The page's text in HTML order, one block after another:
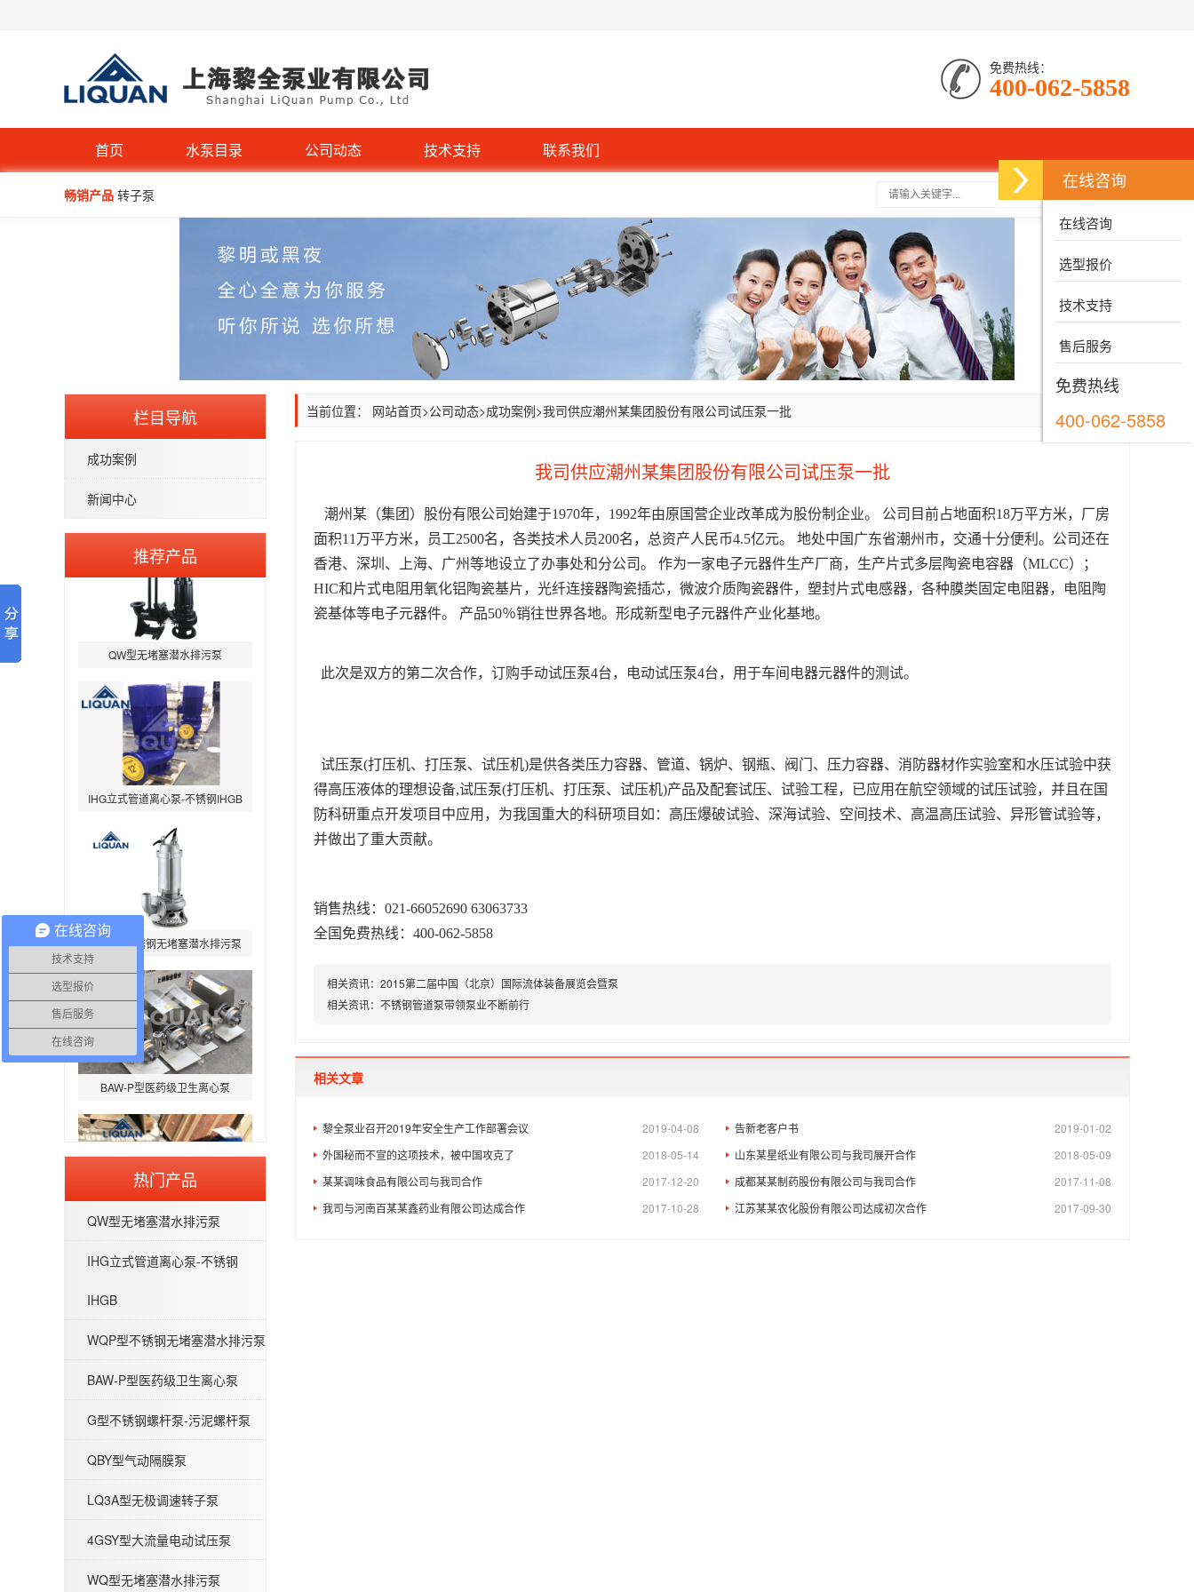
免费热线：
400-062-5858
首页 水泵目录 公司动态 技术支持 联系我们
畅销产品 转子泵
栏目导航
成功案例
新闻中心
推荐产品
QW型无堵塞潜水排污泵
IHG立式管道离心泵-不锈钢IHGB
WQP型不锈钢无堵塞潜水排污泵
BAW-P型医药级卫生离心泵
QW型无堵塞潜水排污泵
热门产品
QW型无堵塞潜水排污泵
IHG立式管道离心泵-不锈钢
IHGB
WQP型不锈钢无堵塞潜水排污泵
BAW-P型医药级卫生离心泵
G型不锈钢螺杆泵-污泥螺杆泵
QBY型气动隔膜泵
LQ3A型无极调速转子泵
4GSY型大流量电动试压泵
WQ型无堵塞潜水排污泵
当前位置： 网站首页>公司动态>成功案例>我司供应潮州某集团股份有限公司试压泵一批
我司供应潮州某集团股份有限公司试压泵一批
潮州 某 （集团）股份有限公司始建于1970年，1992年由原国营企业改革成为股份制企业。 公司目前占地面积18万平方米，厂房
面积11万平方米，员工2500名，各类技术人员200名，总资产人民币4.5亿元。 地处中国广东省潮州市，交通十分便利。公司还在
香港、深圳、上海、广州等地设立了办事处和分公司。 作为一家电子元器件生产厂商，生产片式多层陶瓷电容器（MLCC）；
HIC和片式电阻用氧化铝陶瓷基片，光纤连接器陶瓷插芯，微波介质陶瓷器件，塑封片式电感器，各种膜类固定电阻器，电阻陶
瓷基体等电子元器件。 产品50％销往世界各地。形成新型电子元器件产业化基地。
此次是双方的第二次合作，订购手动试压泵4台， 电动试压泵4台，用于车间电器元器件的测试。
试压泵(打压机、打压泵、试压机)是供各类压力容器、管道、锅炉、钢瓶、阀门、压力容器、消防器材作实验室和水压试验中获
得高压液体的理想设备,试压泵(打压机、打压泵、试压机)产品及配套试压、试验工程，已应用在航空领域的试压试验，并且在国
防科研重点开发项目中应用，为我国重大的科研项目如：高压爆破试验、深海试验、空间技术、高温高压试验、异形管试验等，
并做出了重大贡献。
销售热线：021-66052690 63063733
全国免费热线：400-062-5858
相关资讯： 2015第二届中国（北京）国际流体装备展览会暨泵
相关资讯： 不锈钢管道泵带领泵业不断前行
相关文章
2019-04-08
黎全泵业召开2019年安全生产工作部署会议 2019-01-02
告新老客户书
2018-05-14
外国秘而不宣的这项技术，被中国攻克了 2018-05-09
山东某星纸业有限公司与我司展开合作
2017-12-20
某某调味食品有限公司与我司合作 2017-11-08
成都某某制药股份有限公司与我司合作
2017-10-28
我司与河南百某某鑫药业有限公司达成合作 2017-09-30
江苏某某农化股份有限公司达成初次合作
在线咨询
在线咨询
选型报价
技术支持
售后服务
免费热线
400-062-5858
在线咨询
技术支持
选型报价
售后服务
在线咨询